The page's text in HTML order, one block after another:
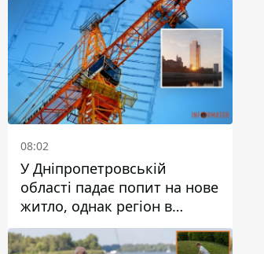
08:02
У Дніпропетровській
області падає попит на нове
житло, однак регіон в
лідерах пропозицій за
“єОселя”